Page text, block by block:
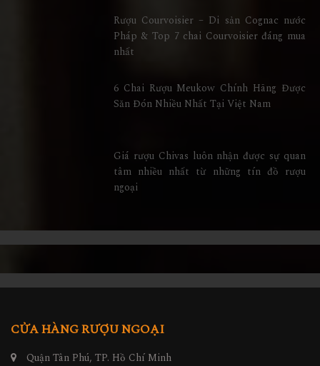
Rượu Courvoisier – Di sản Cognac nước
Pháp & Top 7 chai Courvoisier đáng mua
nhất
6 Chai Rượu Meukow Chính Hãng Được
Săn Đón Nhiều Nhất Tại Việt Nam
Giá rượu Chivas luôn nhận được sự quan
tâm nhiều nhất từ những tín đồ rượu
ngoại
CỬA HÀNG RƯỢU NGOẠI
Quận Tân Phú, TP. Hồ Chí Minh